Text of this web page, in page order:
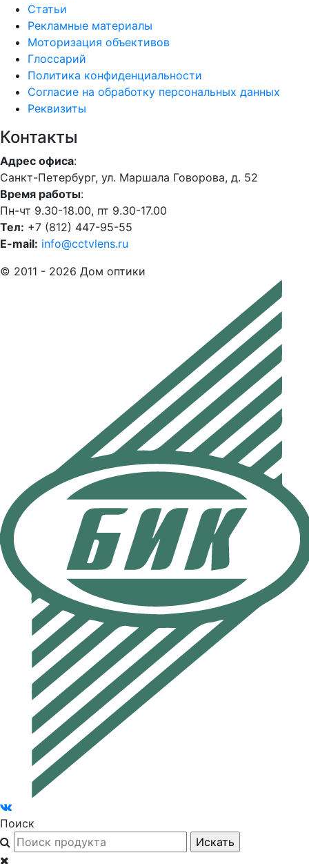
Статьи
Рекламные материалы
Моторизация объективов
Глоссарий
Политика конфиденциальности
Согласие на обработку персональных данных
Реквизиты
Контакты
Адрес офиса:
Санкт-Петербург, ул. Маршала Говорова, д. 52
Время работы:
Пн-чт 9.30-18.00, пт 9.30-17.00
Тел: +7 (812) 447-95-55
E-mail: info@cctvlens.ru
© 2011 - 2026 Дом оптики
Поиск